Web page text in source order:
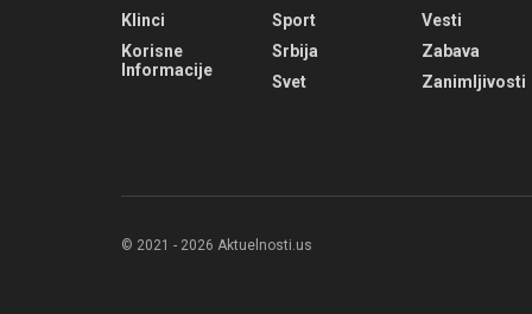
Klinci
Korisne
Informacije
Sport
Srbija
Svet
Vesti
Zabava
Zanimljivosti
© 2021 - 2026 Aktuelnosti.us